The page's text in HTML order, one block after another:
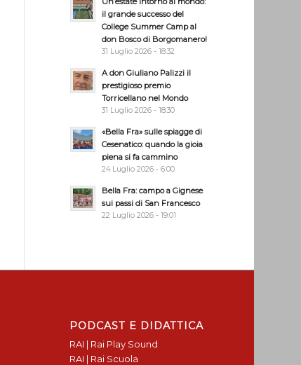
il grande successo del
College Summer Camp al
don Bosco di Borgomanero!
31 Luglio 2026 - 18:32
A don Giuliano Palizzi il
prestigioso premio
Torricellano nel Mondo
31 Luglio 2026 - 18:30
«Bella Fra» sulle spiagge di
Cesenatico: quando la gioia
piena si fa cammino
24 Luglio 2026 - 6:00
Bella Fra: campo a Gignese
sui passi di San Francesco
22 Luglio 2026 - 19:01
PODCAST E DIDATTICA
RAI | Rai Play Sound
RAI | Rai Scuola